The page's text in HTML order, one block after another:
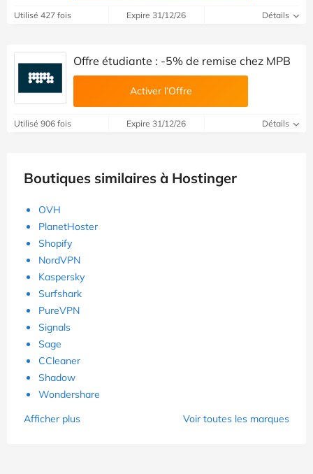
Utilisé 427 fois Expire 31/12/26 Détails
Offre étudiante : -5% de remise chez MPB
Activer l’Offre
Utilisé 906 fois Expire 31/12/26 Détails
Boutiques similaires à Hostinger
OVH
PlanetHoster
Shopify
NordVPN
Kaspersky
Surfshark
PureVPN
Signals
Sage
CCleaner
Shadow
Wondershare
Afficher plus
Voir toutes les marques